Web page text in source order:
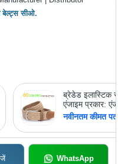
बेल्ट्स सीओ.
ब्रेडेड इलास्टिक
एंजाइम प्रकार:
तैयारी
नवीनतम कीमत
WhatsApp